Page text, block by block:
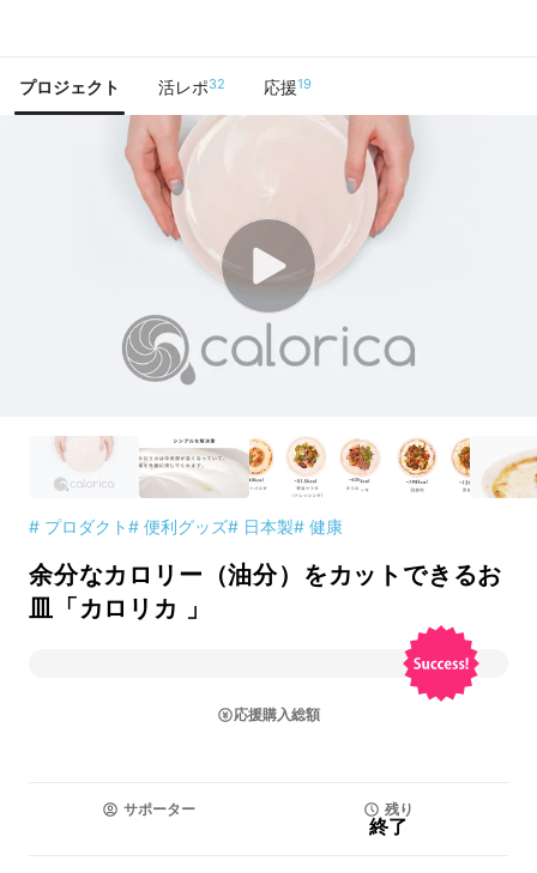
プロジェクト 活レポ32 応援19
# プロダクト# 便利グッズ# 日本製# 健康
余分なカロリー（油分）をカットできるお
皿「カロリカ 」
応援購入総額
サポーター 残り
終了